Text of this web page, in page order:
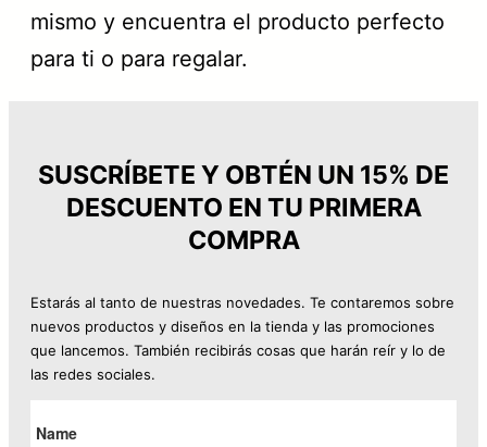
mismo y encuentra el producto perfecto
para ti o para regalar.
SUSCRÍBETE Y OBTÉN UN 15% DE
DESCUENTO EN TU PRIMERA
COMPRA
Estarás al tanto de nuestras novedades. Te contaremos sobre
nuevos productos y diseños en la tienda y las promociones
que lancemos. También recibirás cosas que harán reír y lo de
las redes sociales.